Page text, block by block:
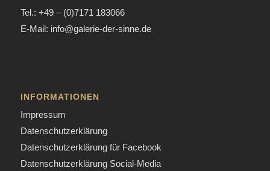
Tel.: +49 – (0)7171 183066
E-Mail: info@galerie-der-sinne.de
INFORMATIONEN
Impressum
Datenschutzerklärung
Datenschutzerklärung für Facebook
Datenschutzerklärung Social-Media